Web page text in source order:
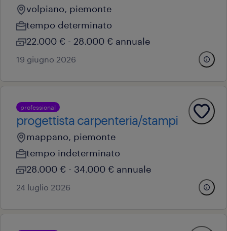
volpiano, piemonte
tempo determinato
22.000 € - 28.000 € annuale
19 giugno 2026
professional
progettista carpenteria/stampi
mappano, piemonte
tempo indeterminato
28.000 € - 34.000 € annuale
24 luglio 2026